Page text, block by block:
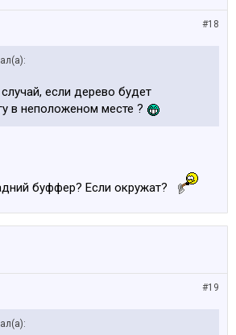
#18
если дерево будет
в неположеном месте ?
буффер? Если окружат?
#19